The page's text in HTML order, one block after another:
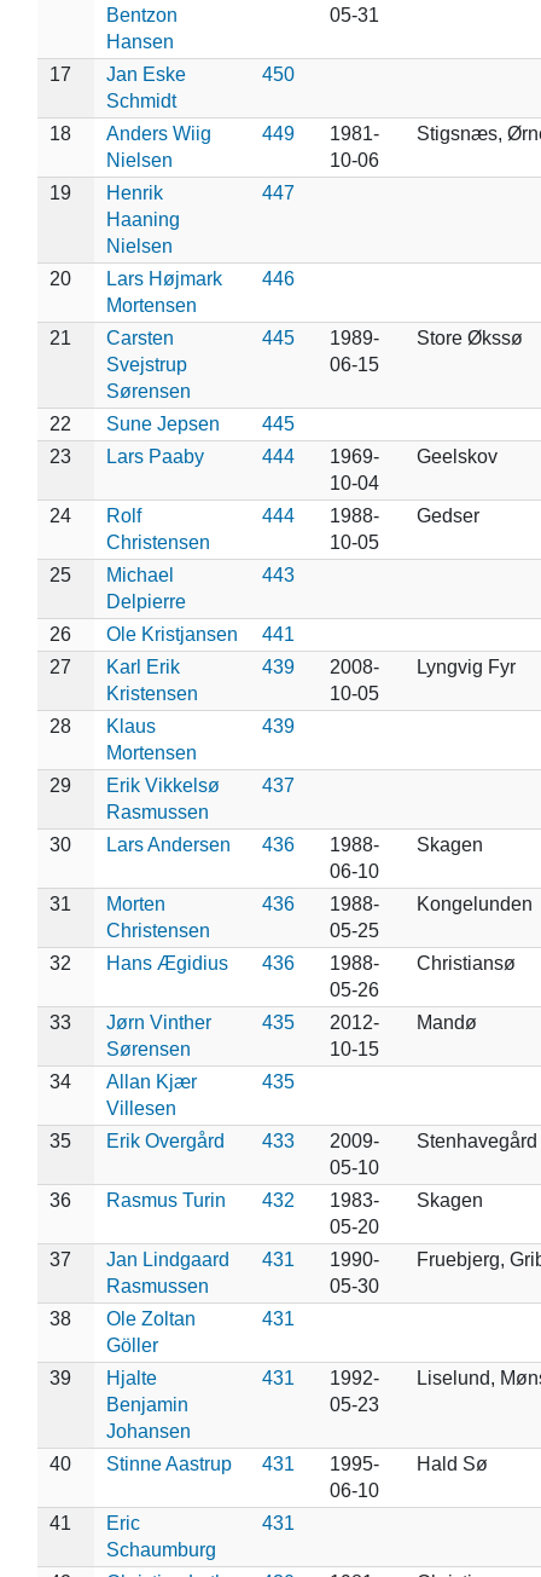
Bentzon
Hansen
05-31
17
Jan Eske
Schmidt
450
18
Anders Wiig
Nielsen
449
1981-
10-06
Stigsnæs,
19
Henrik
Haaning
Nielsen
447
20
Lars Højmark
Mortensen
446
21
Carsten
Svejstrup
Sørensen
445
1989-
06-15
Store Økssø
22 Sune Jepsen
445
23
Lars Paaby 444
1969-
10-04
Geelskov
24
Rolf
Christensen
444
1988-
10-05
Gedser
25
Michael
Delpierre
443
26 Ole Kristjansen
441
27
Karl Erik
Kristensen
439
2008-
10-05
Lyngvig Fyr
28
Klaus
Mortensen
439
29
Erik Vikkelsø
Rasmussen
437
30 Lars Andersen 436
1988-
06-10
Skagen
31
Morten
Christensen
436
1988-
05-25
Kongelunden
32 Hans Ægidius 436
1988-
05-26
Christiansø
33
Jørn Vinther
Sørensen
435
2012-
10-15
Mandø
34
Allan Kjær
Villesen
435
35 Erik Overgård 433
2009-
05-10
Stenhavegård
36 Rasmus Turin 432
1983-
05-20
Skagen
37
Jan Lindgaard
Rasmussen
431
1990-
05-30
Fruebjerg,
38
Ole Zoltan
Göller
431
39
Hjalte
Benjamin
Johansen
431
1992-
05-23
Liselund,
40 Stinne Aastrup 431
1995-
06-10
Hald Sø
41
Eric
Schaumburg
431